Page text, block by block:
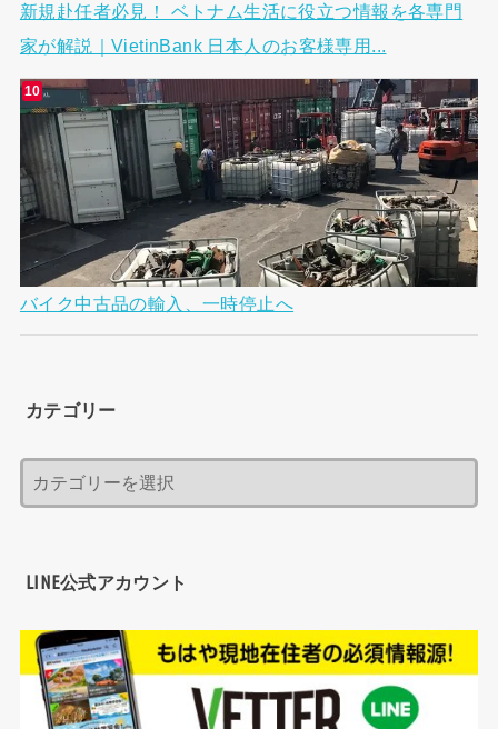
新規赴任者必見！ ベトナム生活に役立つ情報を各専門
家が解説｜VietinBank 日本人のお客様専用...
バイク中古品の輸入、一時停止へ
カテゴリー
LINE公式アカウント